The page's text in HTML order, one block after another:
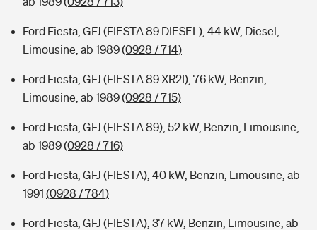
Ford Fiesta, GFJ (FIESTA 89 DIESEL), 44 kW, Diesel,
Limousine, ab 1989(0928 / 714)
Ford Fiesta, GFJ (FIESTA 89 XR2I), 76 kW, Benzin,
Limousine, ab 1989(0928 / 715)
Ford Fiesta, GFJ (FIESTA 89), 52 kW, Benzin, Limousine,
ab 1989(0928 / 716)
Ford Fiesta, GFJ (FIESTA), 40 kW, Benzin, Limousine, ab
1991 (0928 / 784)
Ford Fiesta, GFJ (FIESTA), 37 kW, Benzin, Limousine, ab